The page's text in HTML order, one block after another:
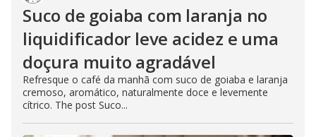
Suco de goiaba com laranja no
liquidificador leve acidez e uma
doçura muito agradável
Refresque o café da manhã com suco de goiaba e laranja
cremoso, aromático, naturalmente doce e levemente
cítrico. The post Suco...